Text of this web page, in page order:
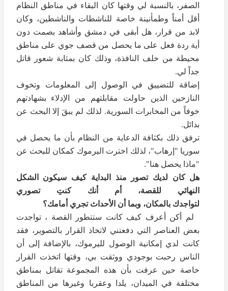
الصفر، بالنسبة لي وقتها كان البقاء في مناطق النظام
أقل أمناً وطمأنينة خاصة للناشطات والناشطين، وكان
لابد من قرار، هل أبقى في دمشق وأشاهد بصمت دون
أية ردة فعل على ما يحصل من قصف جوي على مناطق
محيطة من خلف النافذة، وذلك كان بمثابة شعور قاتل
جداً لي.
إضاقة للتضييق في الوصول إلى المعلومات وتخوف
النازحين الذين حاولت مقابلتهم من الإدلاء بشهادتهم
خوفاً من المخابرات السورية. لذلك لم يبقَ إلا البحث عن
بدائل.
ترفق ذلك بكثافة الدعاية من النظام بأن ما يحصل في
سوريا "إرهاب"، لذلك اخترت اليرموك كمكان للبحث عن
"ماذا يحصل هنا".
هل كان لديك تصور منذ البداية كيف سيكون الشكل
النهائي للقصة، أم أنك كنتِ تصوري
لتواجدك بالمكان، وبما أن الأحداث تجري أمامك؟
لم أكن أعرف كيف كانت ستتطور القصة ، تواجدت
بعض العناصر التي دفعتني لاتخاذ القرار بالتصوير، فقد
كانت لدي إمكانية الوصول لليرموك، بالإضافة إلى أن
الناس رحبت بوجودي ووثقت بي، وقتها اتخذت القرار
خاصة حين عرفت بأن هذه المجموعة تقاتل بمناطق
مختلفة في الميدان، يلدا وعقربا وغيرها من المناطق